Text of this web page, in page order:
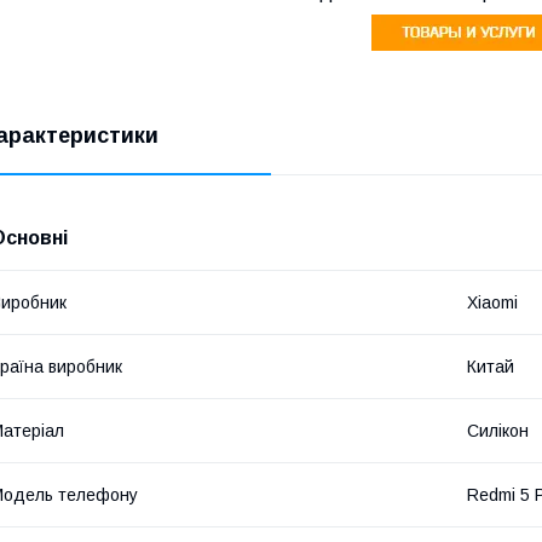
Xiaomi
виробник Китай
Силікон
телефону Redmi 5